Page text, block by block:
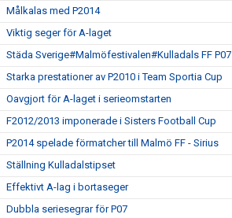
Målkalas med P2014
Viktig seger för A-laget
Städa Sverige#Malmöfestivalen#Kulladals FF P07
Starka prestationer av P2010 i Team Sportia Cup
Oavgjort för A-laget i serieomstarten
F2012/2013 imponerade i Sisters Football Cup
P2014 spelade förmatcher till Malmö FF - Sirius
Ställning Kulladalstipset
Effektivt A-lag i bortaseger
Dubbla seriesegrar för P07